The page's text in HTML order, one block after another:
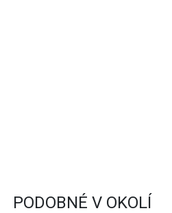
PODOBNÉ V OKOLÍ